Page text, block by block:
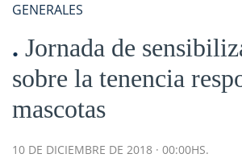
GENERALES
Jornada de
sobre la tenencia
mascotas
10 DE DICIEMBRE DE 2018 · 00:00HS.